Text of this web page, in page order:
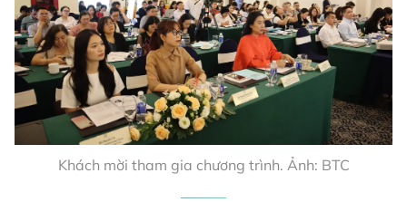
Khách mời tham gia chương trình. Ảnh: BTC